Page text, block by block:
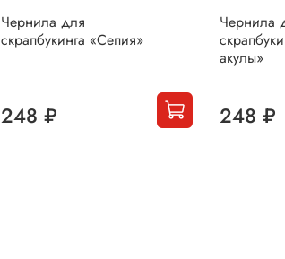
Чернила для
скрапбукинга «Сепия»
248 ₽
Чернила
акулы»
248 ₽